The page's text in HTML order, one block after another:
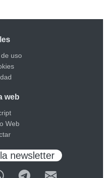
uso
web
Web
newsletter